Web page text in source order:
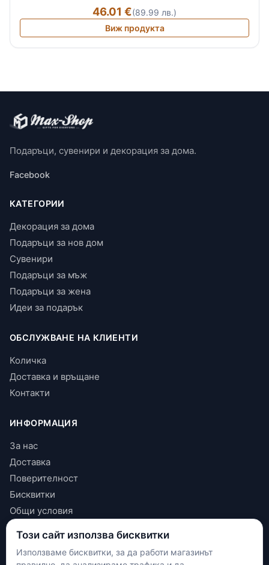
46.01 €(89.99 лв.)
Виж продукта
Подаръци, сувенири и декорация за дома.
Facebook
КАТЕГОРИИ
Декорация за дома
Подаръци за нов дом
Сувенири
Подаръци за мъж
Подаръци за жена
Идеи за подарък
ОБСЛУЖВАНЕ НА КЛИЕНТИ
Количка
Доставка и връщане
Контакти
ИНФОРМАЦИЯ
За нас
Доставка
Поверителност
Бисквитки
Общи условия
КОНТАКТИ
+(359) 898 719431
Този сайт използва бисквитки
Използваме бисквитки, за да работи магазинът